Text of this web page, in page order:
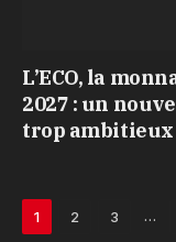
L’ECO, la
2027 : un
trop ambitieux
1 2 3 …